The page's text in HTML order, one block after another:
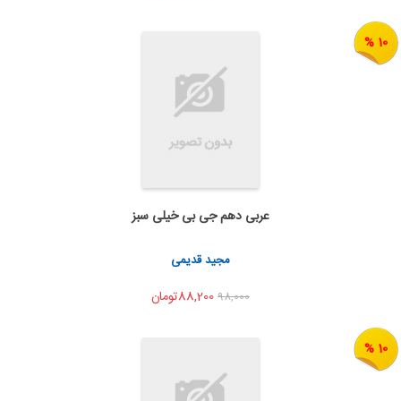
10 %
به من اطلاع بده
اشتراک گذاری
عربی دهم جی بی خیلی سبز
مجید قدیمی
98,000
10 %